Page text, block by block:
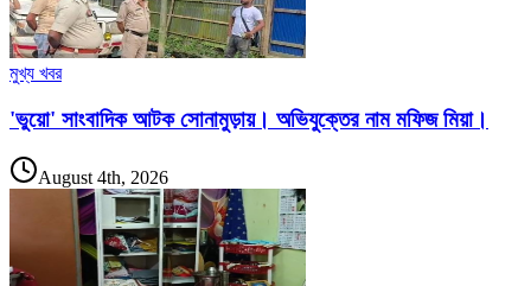
মুখ্য খবর
'ভুয়ো' সাংবাদিক আটক সোনামুড়ায়। অভিযুক্তের নাম মফিজ মিয়া।
August 4th, 2026